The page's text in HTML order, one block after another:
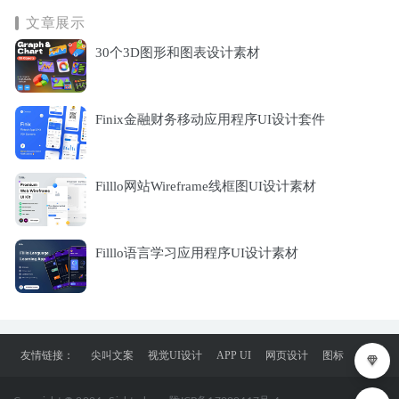
文章展示
30个3D图形和图表设计素材
Finix金融财务移动应用程序UI设计套件
Filllo网站Wireframe线框图UI设计素材
Filllo语言学习应用程序UI设计素材
友情链接： 尖叫文案 视觉UI设计 APP UI 网页设计 图标